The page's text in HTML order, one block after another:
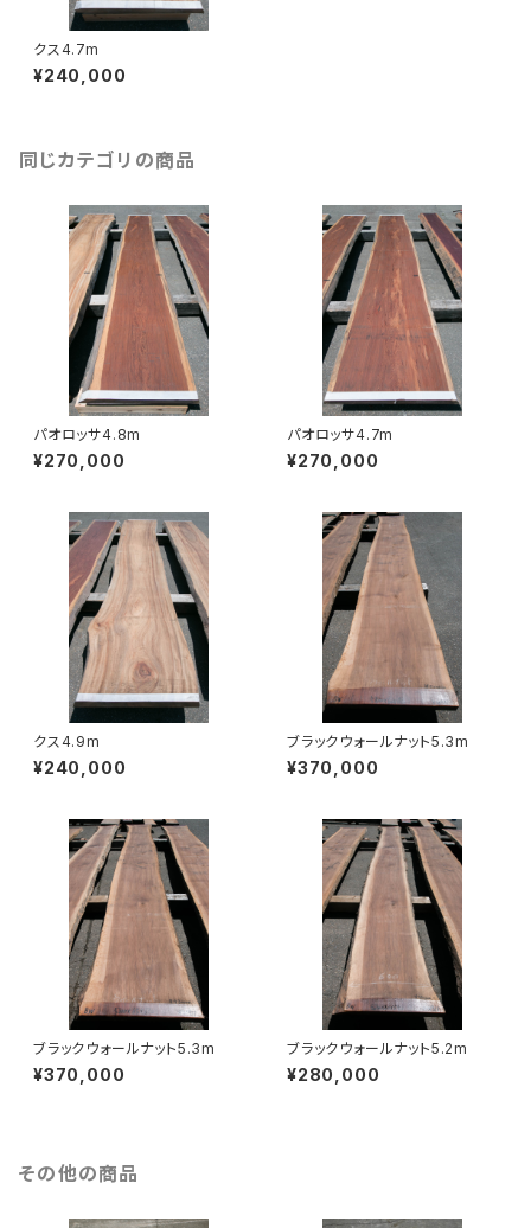
クス4.7m
¥240,000
同じカテゴリの商品
パオロッサ4.8m
¥270,000
パオロッサ4.7m
¥270,000
クス4.9m
¥240,000
ブラックウォールナット5.3m
¥370,000
ブラックウォールナット5.3m
¥370,000
ブラックウォールナット5.2m
¥280,000
その他の商品